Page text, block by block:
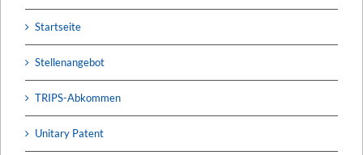
Startseite
Stellenangebot
TRIPS-Abkommen
Unitary Patent